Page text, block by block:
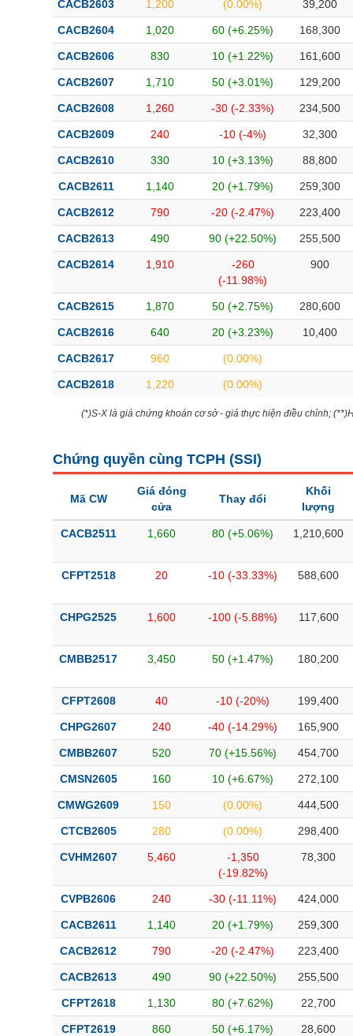
CACB2603 1,200 (0.00%) 39,200
CACB2604 1,020 60 (+6.25%) 168,300
CACB2606 830 10 (+1.22%) 161,600
CACB2607 1,710 50 (+3.01%) 129,200
CACB2608 1,260 -30 (-2.33%) 234,500
CACB2609 240 -10 (-4%) 32,300
CACB2610 330 10 (+3.13%) 88,800
CACB2611 1,140 20 (+1.79%) 259,300
CACB2612 790 -20 (-2.47%) 223,400
CACB2613 490 90 (+22.50%) 255,500
CACB2614 1,910
-260
(-11.98%)
900
CACB2615 1,870 50 (+2.75%) 280,600
CACB2616 640 20 (+3.23%) 10,400
CACB2617 960 (0.00%)
CACB2618 1,220 (0.00%)
(*)S-X là giá chứng khoán cơ sở - giá thực hiện điều chỉnh;
Chứng quyền cùng TCPH (SSI)
Mã CW
Giá đóng
cửa
Thay đổi
Khối
lượng
CACB2511 1,660 80 (+5.06%) 1,210,600
CFPT2518 20 -10 (-33.33%) 588,600
CHPG2525 1,600 -100 (-5.88%) 117,600
CMBB2517 3,450 50 (+1.47%) 180,200
CFPT2608 40 -10 (-20%) 199,400
CHPG2607 240 -40 (-14.29%) 165,900
CMBB2607 520 70 (+15.56%) 454,700
CMSN2605 160 10 (+6.67%) 272,100
CMWG2609 150 (0.00%) 444,500
CTCB2605 280 (0.00%) 298,400
CVHM2607 5,460
-1,350
(-19.82%)
78,300
CVPB2606 240 -30 (-11.11%) 424,000
CACB2611 1,140 20 (+1.79%) 259,300
CACB2612 790 -20 (-2.47%) 223,400
CACB2613 490 90 (+22.50%) 255,500
CFPT2618 1,130 80 (+7.62%) 22,700
CFPT2619 860 50 (+6.17%) 28,600
Bài viết của tác giả(-)
Báo cáo phân tích (-)
Thuật ngữ(-)
Dịch vụ(-)
Sách tài chính
Công cụ đầu tư
Dữ liệu tài chính